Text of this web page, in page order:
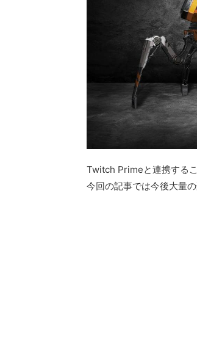
Twitch Primeと連携する
今回の記事では今後大量